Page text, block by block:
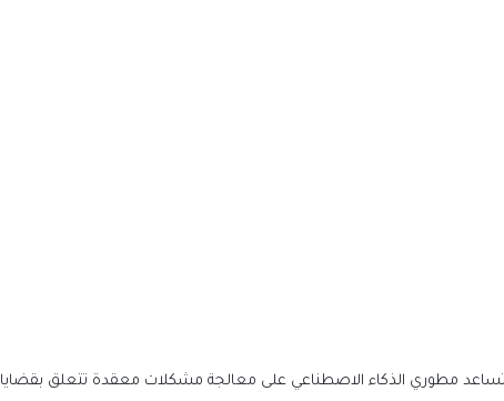
تساعد مطوري الذكاء الاصطناعي على معالجة مشكلات معقدة تتعلق بقضايا